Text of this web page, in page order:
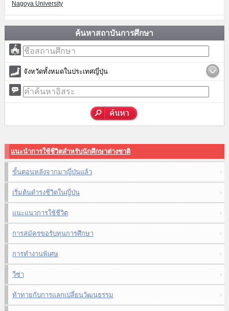
Nagoya University
ค้นหาสถาบันการศึกษา
จังหวัดทั้งหมดในประเทศญี่ปุ่น
แนะนำการใช้ชีวิตสำหรับนักศึกษาต่างชาติ
ขั้นตอนหลังจากมาญี่ปุ่นแล้ว
เริ่มต้นดำรงชีวิตในญี่ปุ่น
แนะแนวการใช้ชีวิต
การสมัครขอรับทุนการศึกษา
การทำงานพิเศษ
วีซ่า
ท้าทายกับการแลกเปลี่ยนวัฒนธรรม